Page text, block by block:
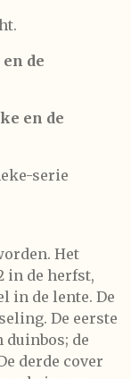
de
en de
serie
Het
in de herfst,
in de lente. De
De eerste
de
derde cover